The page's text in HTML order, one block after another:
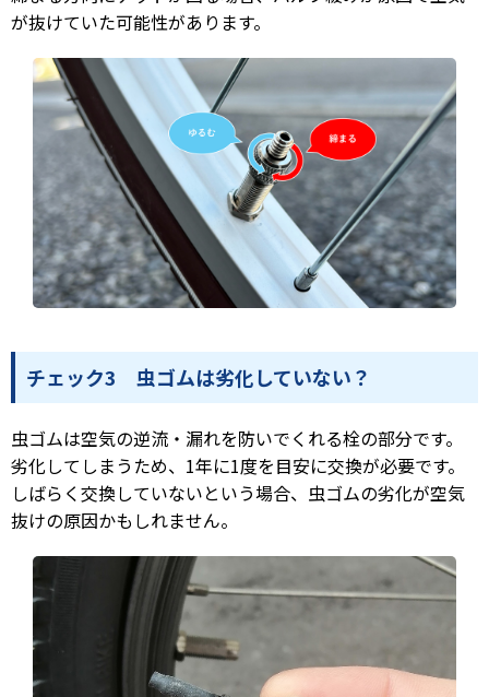
が抜けていた可能性があります。
チェック3 虫ゴムは劣化していない？
虫ゴムは空気の逆流・漏れを防いでくれる栓の部分です。
劣化してしまうため、1年に1度を目安に交換が必要です。
しばらく交換していないという場合、虫ゴムの劣化が空気
抜けの原因かもしれません。